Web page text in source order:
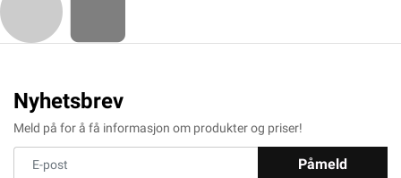
Nyhetsbrev
Meld på for å få informasjon om produkter og priser!
Påmeld